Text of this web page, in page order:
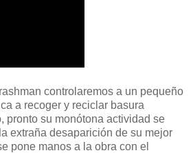
controlaremos a un pequeño
a recoger y reciclar basura
pronto su monótona actividad se
extraña desaparición de su mejor
pone manos a la obra con el